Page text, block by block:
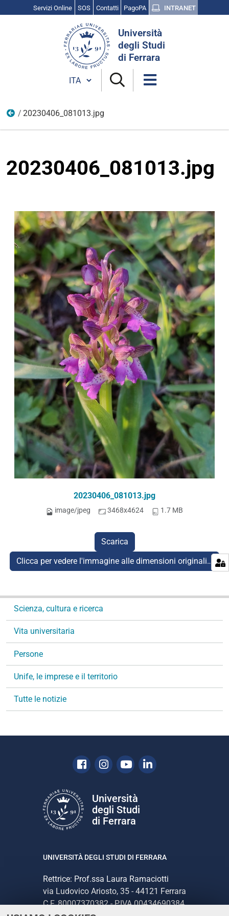
Servizi Online SOS Contatti PagoPA INTRANET
Università
degli Studi
di Ferrara
Cambia lingua
Scienza, cultura e ricerca
20230406_081013.jpg
20230406_081013.jpg
20230406_081013.jpg
image/jpeg 3468x4624 1.7 MB
Scarica
Clicca per vedere l'immagine alle dimensioni originali…
a
i
n
Scienza, cultura e ricerca
Vita universitaria
Persone
Unife, le imprese e il territorio
Tutte le notizie
Facebook
Instagram
YoutubeLinkedin
Università
degli Studi
di Ferrara
UNIVERSITÀ DEGLI STUDI DI FERRARA
Rettrice: Prof.ssa Laura Ramaciotti
via Ludovico Ariosto, 35 - 44121 Ferrara
C.F. 80007370382 - P.IVA 00434690384